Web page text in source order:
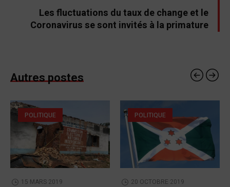
Les fluctuations du taux de change et le
Coronavirus se sont invités à la primature
Autres postes
POLITIQUE
15 MARS 2019
POLITIQUE
20 OCTOBRE 2019